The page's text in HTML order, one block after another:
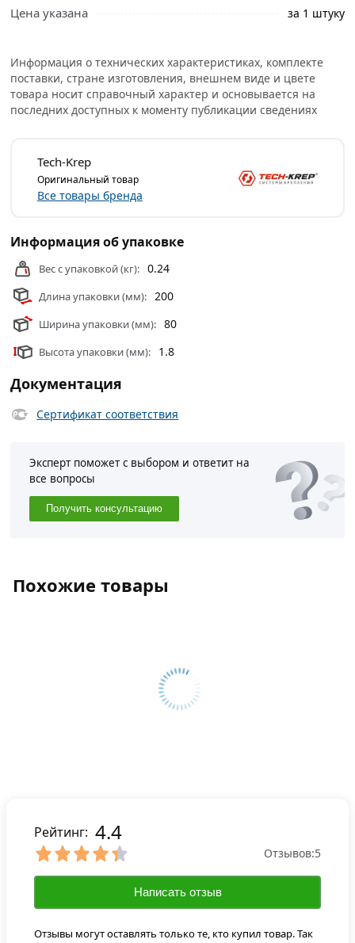
или самовывоза.
используется для крепления и соединения деревянных
элементов, расположенных в одной плоскости.
Применяется для укрепления стропильных и балочных
конструкций, а также при сращивании балок, что дает
Крепежная пластина очень легка и удобна в
применении, а это существенно облегчает работу
монтажника и не требует его высокой квалификации.
Условия доставки и цены на товар Пластина крепежная
оцинкованная 200х80х1.8 мм из категории
соединительная
Цена указана за 1 штуку
Информация о технических характеристиках, комплекте
поставки, стране изготовления, внешнем виде и цвете
товара носит справочный характер и основывается на
последних доступных к моменту публикации сведениях
Tech-Krep
Оригинальный товар
Все товары бренда
Информация об упаковке
Вес с упаковкой (кг): 0.24
Длина упаковки (мм): 200
Ширина упаковки (мм): 80
Высота упаковки (мм): 1.8
Документация
Сертификат соответствия
Эксперт поможет с выбором и ответит на
все вопросы
Получить консультацию
Похожие товары
Рейтинг: 4.4
Отзывов:5
Написать отзыв
Отзывы могут оставлять только те, кто купил товар. Так